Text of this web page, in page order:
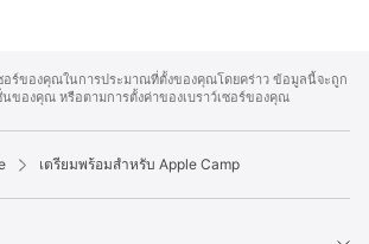
ซอร์ของคุณในการประมาณที่ตั้งของคุณโดยคร่าว ข้อมูลนี้จะถูก
ของคุณ หรือตามการตั้งค่าของเบราว์เซอร์ของคุณ
เตรียมพร้อมสำหรับ Apple Camp